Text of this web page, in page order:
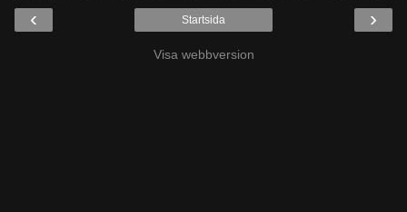
‹ ›
Startsida
Visa webbversion